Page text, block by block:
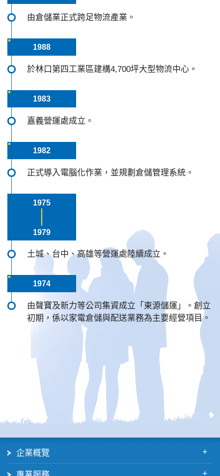
由倉儲業正式跨足物流產業。
1988
於林口第四工業區建構4,700坪大型物流中心。
1983
嘉義營運處成立。
1982
正式導入電腦化作業，並規劃倉儲管理系統。
1975
1979
土城、台中、高雄等營運處陸續成立。
1974
由聲寶及新力等公司集資成立「東源儲運」。創立
初期，係以家電倉儲與配送業務為主要經營項目。
版尾─選單連結
企業概覽